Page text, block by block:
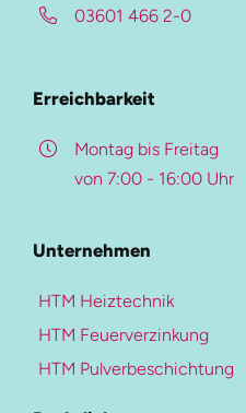
03601 466 2-0
Erreichbarkeit
Montag bis Freitag
von 7:00 - 16:00 Uhr
Unternehmen
HTM Heiztechnik
HTM Feuerverzinkung
HTM Pulverbeschichtung
Pulverbeschichtung
Farben- und Oberflächen
Qualitätskontrolle
HTM-Magazin
Karriere-Portal
Kontakt
Mehr zur Heiztechnik
Heiztechnik
Blockheizkraftwerke
Heizungen